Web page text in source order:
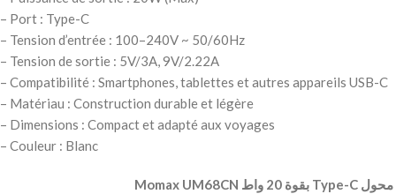
– Port : Type-C
– Tension d’entrée : 100–240V ~ 50/60Hz
– Tension de sortie : 5V/3A, 9V/2.22A
– Compatibilité : Smartphones, tablettes et autres appareils USB-C
– Matériau : Construction durable et légère
– Dimensions : Compact et adapté aux voyages
– Couleur : Blanc
‫ محول Type-C بقوة 20 واط Momax UM68CN